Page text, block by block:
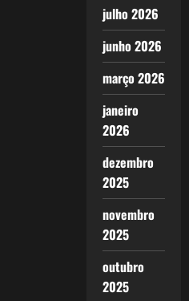
julho 2026
junho 2026
março 2026
janeiro
2026
dezembro
2025
novembro
2025
outubro
2025